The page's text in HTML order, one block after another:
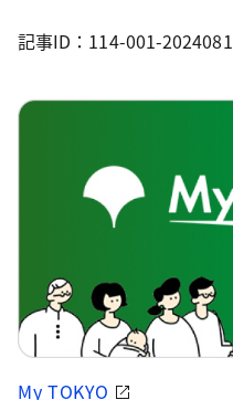
記事ID：114-001-
My TOKYO